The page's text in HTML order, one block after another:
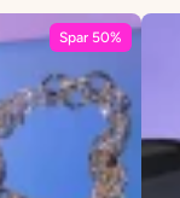
Spar 50%